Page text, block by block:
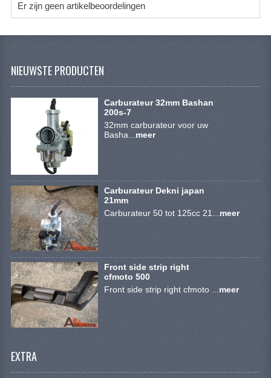
SEGWAY QUADS
10 INCH VELGEN
7 INCH VELGEN
8 INCH VELGEN
E SCOOTERS
ACCOUNT
Er zijn geen artikelbeoordelingen
NIEUWSTE PRODUCTEN
Carburateur 32mm Bashan
200s-7
32mm carburateur voor uw
Basha... meer
Carburateur Dekni japan
21mm
Carburateur 50 tot 125cc 21... meer
Front side strip right
cfmoto 500
Front side strip right cfmoto ... meer
EXTRA